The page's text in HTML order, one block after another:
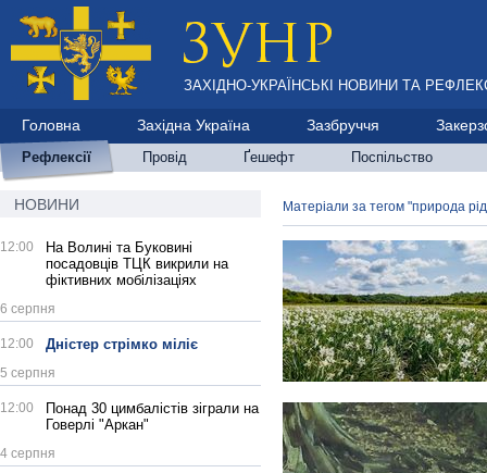
ЗАХІДНО-УКРАЇНСЬКІ НОВИНИ ТА
Головна Західна Україна Зазбруччя
Рефлексії Провід Ґешефт Поспільство
НОВИНИ
12:00
На Волині та Буковині
посадовців ТЦК викрили на
фіктивних мобілізаціях
6 серпня
12:00 Дністер стрімко міліє
5 серпня
12:00
Понад 30 цимбалістів зіграли на
Говерлі "Аркан"
4 серпня
Матеріали за тегом "природа